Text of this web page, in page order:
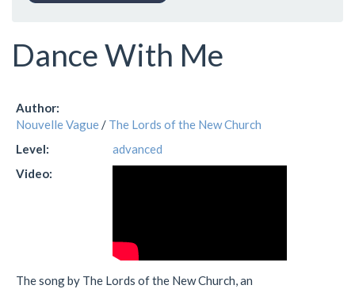
Dance With Me
Author:
Nouvelle Vague/ The Lords of the New Church
Level:
advanced
Video:
The song by The Lords of the New Church, an